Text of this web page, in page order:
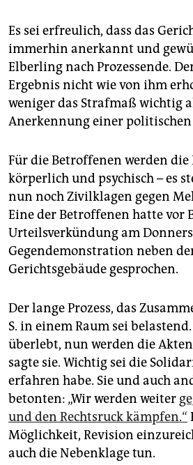
Es sei erfreulich, dass das
immerhin anerkannt und
Elberling nach Prozessende.
Ergebnis nicht wie von ihm
weniger das Strafmaß wichtig
Anerkennung einer politischen
Für die Betroffenen werden die
körperlich und psychisch – es
nun noch Zivilklagen gegen
Eine der Betroffenen hatte vor
Urteilsverkündung am
Gegendemonstration neben
Gerichtsgebäude gesprochen.
Der lange Prozess, das
S. in einem Raum sei
überlebt, nun werden die Akten
sagte sie. Wichtig sei die
erfahren habe. Sie und auch
betonten: „Wir werden weiter
und den Rechtsruck kämpfen.“
Möglichkeit, Revision
auch die Nebenklage tun.